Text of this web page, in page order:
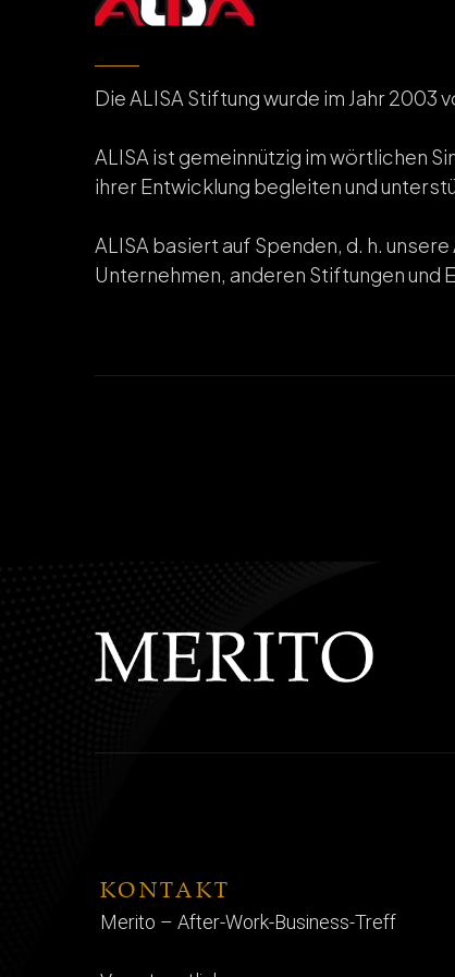
Die ALISA Stiftung wurde im Jahr 2003
ALISA ist gemeinnützig im wörtlichen
ihrer Entwicklung begleiten und
ALISA basiert auf Spenden, d. h.
Unternehmen, anderen Stiftungen und
KONTAKT
Merito – After-Work-Business-Treff